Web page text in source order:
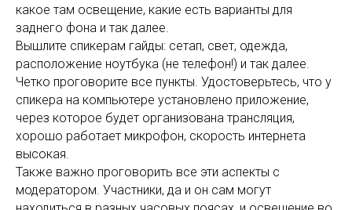
какое там освещение, какие есть варианты для
заднего фона и так далее.
Вышлите спикерам гайды: сетап, свет, одежда,
расположение ноутбука (не телефон!) и так далее.
Четко проговорите все пункты. Удостоверьтесь, что у
спикера на компьютере установлено приложение,
через которое будет организована трансляция,
хорошо работает микрофон, скорость интернета
высокая.
Также важно проговорить все эти аспекты с
модератором. Участники, да и он сам могут